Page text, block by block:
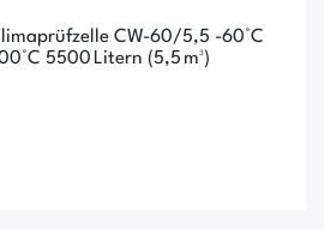
CW-60/5,5 -60°C
5500 Litern (5,5 m³)